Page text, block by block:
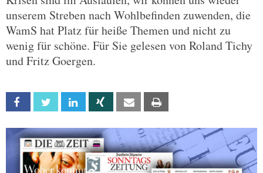
unserem Streben nach Wohlbefinden zuwenden, die
WamS hat Platz für heiße Themen und nicht zu
wenig für schöne. Für Sie gelesen von Roland Tichy
und Fritz Goergen.
Facebook Twitter Linkedin Xing Email